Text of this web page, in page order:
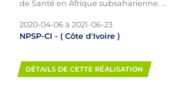
de Santé en Afrique subsaharienne. ...
2020-04-06 à 2021-06-23
NPSP-CI - ( Côte d'Ivoire )
DÉTAILS DE CETTE RÉALISATION